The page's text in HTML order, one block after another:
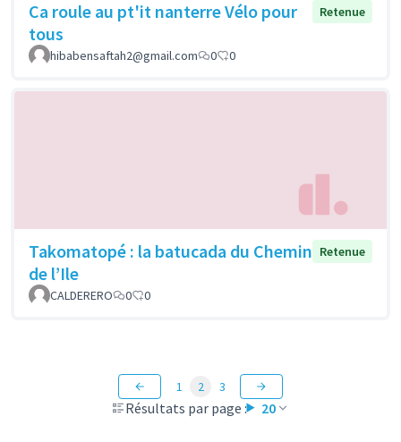
Ca roule au pt'it nanterre Vélo pour
tous
Retenue
hibabensaftah2@gmail.com 0 0
Takomatopé : la batucada du Chemin
de l’Ile
Retenue
CALDERERO 0 0
Résultats par page : 20
1 2 3